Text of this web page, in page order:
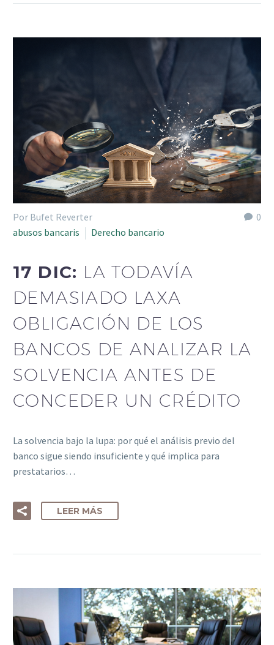
0
Por Bufet Reverter
abusos bancaris
Derecho bancario
17 DIC: LA TODAVÍA
DEMASIADO LAXA
OBLIGACIÓN DE LOS
BANCOS DE ANALIZAR LA
SOLVENCIA ANTES DE
CONCEDER UN CRÉDITO
La solvencia bajo la lupa: por qué el análisis previo del
banco sigue siendo insuficiente y qué implica para
prestatarios…
LEER MÁS